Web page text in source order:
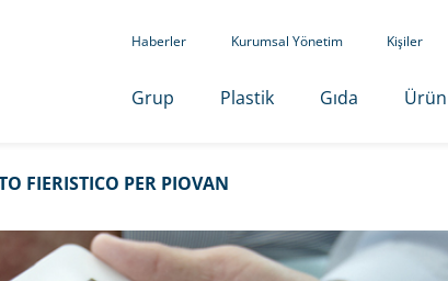
Haberler Kurumsal Yönetim Kişiler
Grup Plastik Gıda
FIERISTICO PER PIOVAN